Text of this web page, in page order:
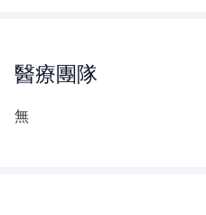
醫療團隊
無